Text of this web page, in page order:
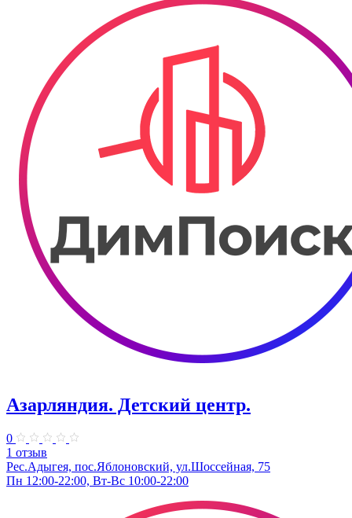
Азарляндия. ​Детский центр.
0
1 отзыв
Рес.Адыгея, пос.Яблоновский, ул.Шоссейная, 75
Пн 12:00-22:00, Вт-Вс 10:00-22:00